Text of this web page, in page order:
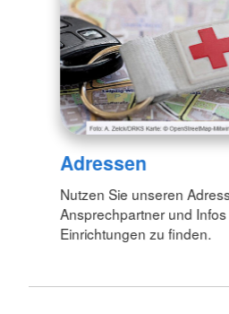
Adressen
Nutzen Sie unseren
Ansprechpartner und
Einrichtungen zu finden.